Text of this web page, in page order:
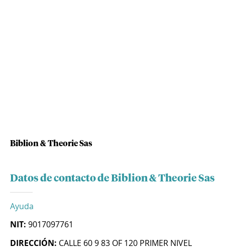
Biblion & Theorie Sas
Datos de contacto de Biblion & Theorie Sas
Ayuda
NIT: 9017097761
DIRECCIÓN: CALLE 60 9 83 OF 120 PRIMER NIVEL